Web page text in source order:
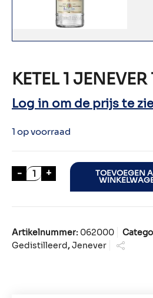
KETEL 1
Log in om de prijs te
1 op voorraad
- KETEL 1 JENEVER 100cl
+ TOEVOEGEN
Artikelnummer: 062000
Gedistilleerd,Jenever